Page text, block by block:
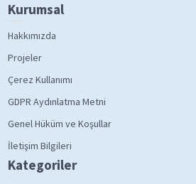
Kurumsal
Hakkımızda
Projeler
Çerez Kullanımı
GDPR Aydınlatma Metni
Genel Hüküm ve Koşullar
İletişim Bilgileri
Kategoriler